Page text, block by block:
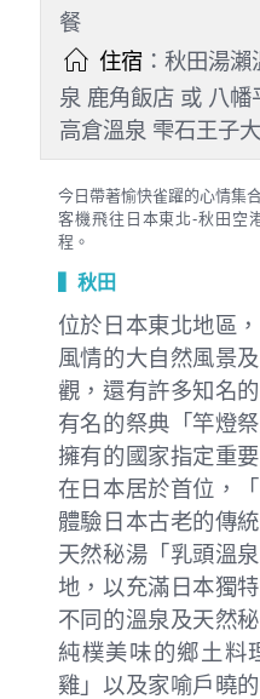
餐
住宿：秋田湯瀨
泉 鹿角飯店 或 八
高倉溫泉 雫石王子
今日帶著愉快雀躍的心情集
客機飛往日本東北-秋田空
程。
▍秋田
位於日本東北地區
風情的大自然風景
觀，還有許多知名
有名的祭典「竿燈
擁有的國家指定重
在日本居於首位，
體驗日本古老的傳
天然秘湯「乳頭溫
地，以充滿日本獨
不同的溫泉及天然
純樸美味的鄉土料
雞」以及家喻戶曉